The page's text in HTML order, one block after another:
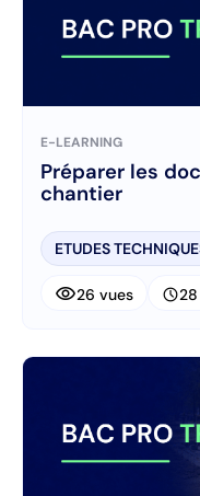
E-LEARNING
Préparer les
chantier
ETUDES
visibility26 vues schedule